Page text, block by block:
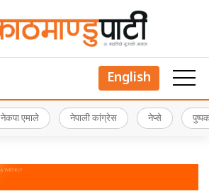
English
नेकपा एमाले नेपाली कांग्रेस नेप्से